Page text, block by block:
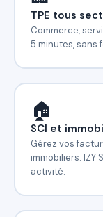
TPE tous
Commerce,
5 minutes, sans
🏠
SCI et
Gérez vos
immobiliers. IZY
activité.